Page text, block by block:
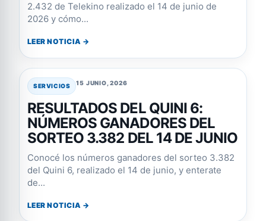
2.432 de Telekino realizado el 14 de junio de
2026 y cómo...
LEER NOTICIA →
SERVICIOS 15 JUNIO, 2026
RESULTADOS DEL QUINI 6:
NÚMEROS GANADORES DEL
SORTEO 3.382 DEL 14 DE JUNIO
Conocé los números ganadores del sorteo 3.382
del Quini 6, realizado el 14 de junio, y enterate
de...
LEER NOTICIA →